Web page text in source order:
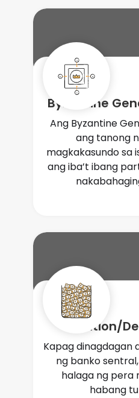
Byzantine
Ang Byzantine
ang tanong
magkakasundo sa
ang iba’t ibang
Inflation/
Kapag dinagdagan
ng banko
halaga ng pera
habang